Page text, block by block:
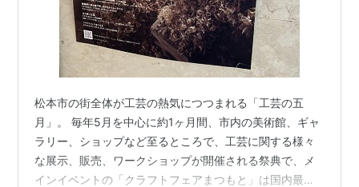
松本市の街全体が工芸の熱気につつまれる「工芸の五
月」。 毎年5月を中心に約1ヶ月間、市内の美術館、ギャ
ラリー、ショップなど至るところで、工芸に関する様々
な展示、販売、ワークショップが開催される祭典で、メ
インイベントの「クラフトフェアまつもと」は国内最大